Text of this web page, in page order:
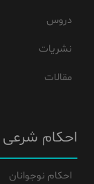
دروس
نشریات
مقالات
احکام شرعی
احکام نوجوانان